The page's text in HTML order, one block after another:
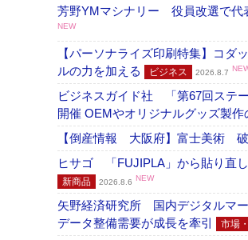
芳野YMマシナリー 役員改選で代
NEW
【パーソナライズ印刷特集】コ
ルの力を加える
ビジネス 2026.8.7
ビジネスガイド社 「第67回ステ
開催 OEMやオリジナルグッズ製作
【倒産情報 大阪府】富士美術
ヒサゴ 「FUJIPLA」から貼り直
新商品 2026.8.6 NEW
矢野経済研究所 国内デジタルマ
データ整備需要が成長を牽引
市場